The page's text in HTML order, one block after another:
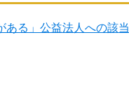
ある」公益法人への該